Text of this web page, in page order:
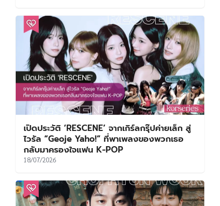
เปิดประวัติ ‘RESCENE’ จากเกิร์ลกรุ๊ปค่ายเล็ก สู่
ไวรัล “Geoje Yaho!” ที่พาเพลงของพวกเธอ
กลับมาครองใจแฟน K-POP
18/07/2026